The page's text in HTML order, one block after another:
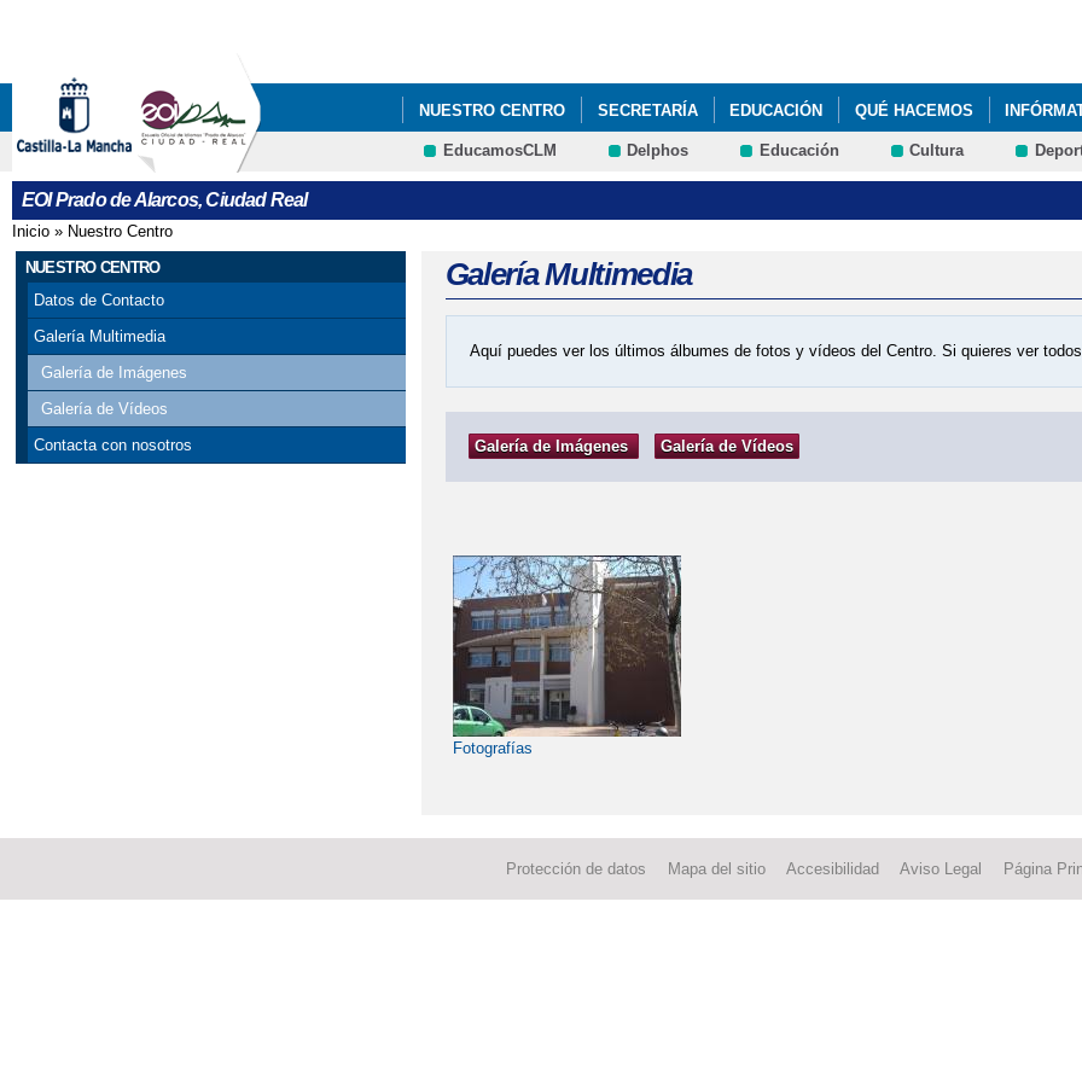
NUESTRO CENTRO SECRETARÍA EDUCACIÓN QUÉ HACEMOS
EducamosCLM Delphos Educación Cultura
EOI Prado de Alarcos, Ciudad Real
Se encuentra usted aquí
Inicio » Nuestro Centro
NUESTRO CENTRO
Datos de Contacto
Galería Multimedia
Galería de Imágenes
Galería de Vídeos
Contacta con nosotros
Galería Multimedia
Aquí puedes ver los últimos álbumes de fotos y vídeos del Centro. Si quieres ver
Galería de Imágenes Galería de Vídeos
Fotografías
Protección de datos Mapa del sitio Accesibilidad Aviso Legal Página